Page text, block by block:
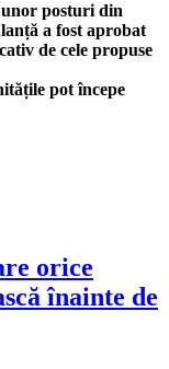
posturi din
a fost aprobat
de cele propuse
pot începe
orice
înainte de